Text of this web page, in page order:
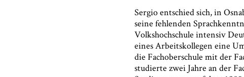
Sergio entschied sich, in
seine fehlenden
Volkshochschule intensiv
eines Arbeitskollegen eine
die Fachoberschule mit der
studierte zwei Jahre an der
Ja, ich bin damit einverstanden, dass das Museumsquartier
oben angegebenen Informationen speichert, um mir den Newsletter
zusenden zu können. Ich kann diese Zustimmung jederzeit